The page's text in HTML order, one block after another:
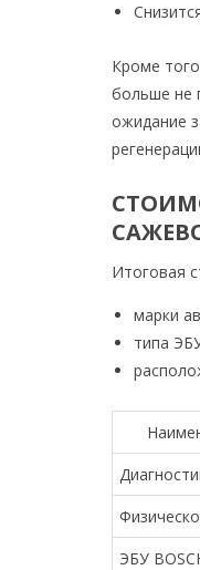
Кроме
больше не
ожидание
Итоговая
марки
типа
ЭБУ